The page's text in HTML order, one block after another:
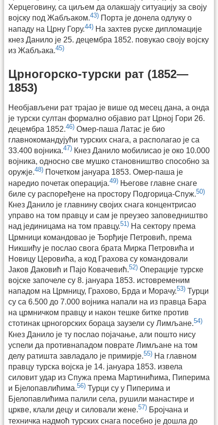
Херцеговину, са циљем да олакшају ситуацију за своју
војску под Жабљаком.43) Порта је донела одлуку о
нападу на Црну Гору.44) На захтев руске дипломације
кнез Данило је 25. децембра 1852. повукао своју војску
из Жабљака.45)
Црногорско-турски рат (1852—
1853)
Необјављени рат трајао је више од месец дана, а онда
је турски султан формално објавио рат Црној Гори 26.
децембра 1852.46) Омер-паша Латас је био
главнокомандујући турских снага, а располагао је са
33.400 војника.47) Кнез Данило мобилисао је око 10.000
војника, односно све мушко становништво способно за
оружје.48) Почетком јануара 1853. Омер-паша је
наредио почетак операција.49) Његове главне снаге
биле су распоређене на простору Подгорица-Спуж.50)
Кнез Данило је главнину својих снага концентрисао
управо на том правцу и сам је преузео заповедништво
над јединицама на том правцу.51) На сектору према
Црмници командовао је Ђорђије Петровић, према
Никшићу је послао свога брата Мирка Петровића и
Новицу Церовића, а код Грахова су командовали
Јаков Даковић и Пајо Ковачевић.52) Операције турске
војске започеле су 8. јануара 1853. истовременим
нападом на Црмницу, Грахово, Брда и Морачу.53) Турци
су са 6.500 до 7.000 војника напали на из правца Бара
на црмничком правцу и након тешке битке против
стотинак црногорских бораца заузели су Лимљане.54)
Кнез Данило је ту послао појачање, али пошто нису
успели да противнападом поврате Лимљане на том
делу ратишта завладало је примирје.55) На главном
правцу турска војска је 14. јануара 1853. извела
силовит удар из Спужа према Мартинићима, Пиперима
и Бјелопавлићима.56) Турци су у Пиперима и
Бјелопавлићима палили села, рушили манастире и
цркве, клали децу и силовали жене.57) Бројчана и
техничка надмоћ турских снага посебно је дошла до